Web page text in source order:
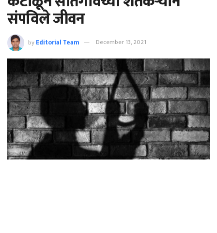
संपविले जीवन
byEditorial Team December 13, 2021